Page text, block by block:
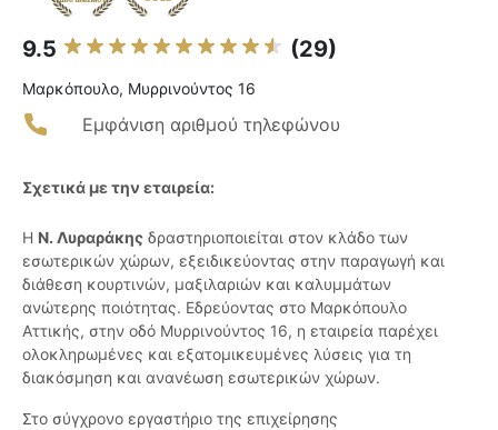
9.5 (29)
Μαρκόπουλο, Μυρρινούντος 16
Εμφάνιση αριθμού τηλεφώνου
Σχετικά με την εταιρεία:
Η Ν. Λυραράκης δραστηριοποιείται στον κλάδο των
εσωτερικών χώρων, εξειδικεύοντας στην παραγωγή και
διάθεση κουρτινών, μαξιλαριών και καλυμμάτων
ανώτερης ποιότητας. Εδρεύοντας στο Μαρκόπουλο
Αττικής, στην οδό Μυρρινούντος 16, η εταιρεία παρέχει
ολοκληρωμένες και εξατομικευμένες λύσεις για τη
διακόσμηση και ανανέωση εσωτερικών χώρων.
Στο σύγχρονο εργαστήριο της επιχείρησης